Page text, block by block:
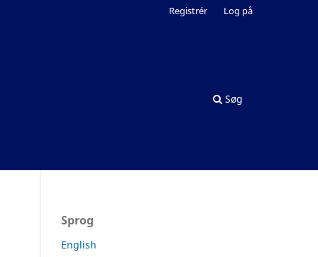
Søg
Registrér Log på
Sprog
English